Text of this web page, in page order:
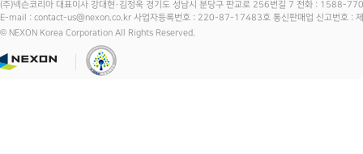
(주)넥슨코리아 대표이사 강대현·김정욱 경기도 성남시 분당구 판교로 256번길 7 전화 :
E-mail : contact-us@nexon.co.kr 사업자등록번호 : 220-87-17483호 통신판매업 신고번호 :
© NEXON Korea Corporation All Rights Reserved.